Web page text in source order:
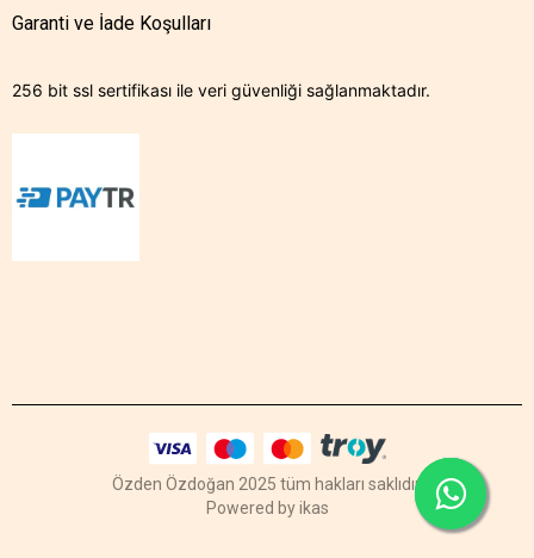
Garanti ve İade Koşulları
256 bit ssl sertifikası ile veri güvenliği sağlanmaktadır.
Özden Özdoğan 2025 tüm hakları saklıdır.
Powered by ikas